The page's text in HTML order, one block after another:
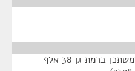
"השכר הממוצע של זוכי מחיר למשתכן ברמת גן 38 אלף